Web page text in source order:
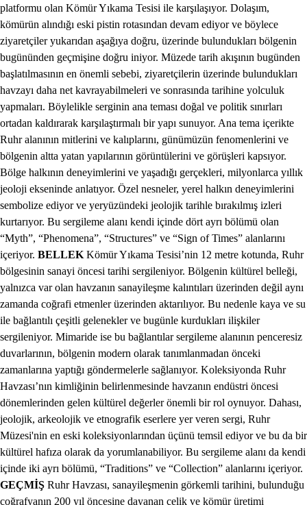
platformu olan Kömür Yıkama Tesisi ile karşılaşıyor. Dolaşım,
kömürün alındığı eski pistin rotasından devam ediyor ve böylece
ziyaretçiler yukarıdan aşağıya doğru, üzerinde bulundukları bölgenin
bugününden geçmişine doğru iniyor. Müzede tarih akışının bugünden
başlatılmasının en önemli sebebi, ziyaretçilerin üzerinde bulundukları
havzayı daha net kavrayabilmeleri ve sonrasında tarihine yolculuk
yapmaları. Böylelikle serginin ana teması doğal ve politik sınırları
ortadan kaldırarak karşılaştırmalı bir yapı sunuyor. Ana tema içerikte
Ruhr alanının mitlerini ve kalıplarını, günümüzün fenomenlerini ve
bölgenin altta yatan yapılarının görüntülerini ve görüşleri kapsıyor.
Bölge halkının deneyimlerini ve yaşadığı gerçekleri, milyonlarca yıllık
jeoloji ekseninde anlatıyor. Özel nesneler, yerel halkın deneyimlerini
sembolize ediyor ve yeryüzündeki jeolojik tarihle bırakılmış izleri
kurtarıyor. Bu sergileme alanı kendi içinde dört ayrı bölümü olan
“Myth”, “Phenomena”, “Structures” ve “Sign of Times” alanlarını
içeriyor. BELLEK Kömür Yıkama Tesisi’nin 12 metre kotunda, Ruhr
bölgesinin sanayi öncesi tarihi sergileniyor. Bölgenin kültürel belleği,
yalnızca var olan havzanın sanayileşme kalıntıları üzerinden değil aynı
zamanda coğrafi etmenler üzerinden aktarılıyor. Bu nedenle kaya ve su
ile bağlantılı çeşitli gelenekler ve bugünle kurdukları ilişkiler
sergileniyor. Mimaride ise bu bağlantılar sergileme alanının penceresiz
duvarlarının, bölgenin modern olarak tanımlanmadan önceki
zamanlarına yaptığı göndermelerle sağlanıyor. Koleksiyonda Ruhr
Havzası’nın kimliğinin belirlenmesinde havzanın endüstri öncesi
dönemlerinden gelen kültürel değerler önemli bir rol oynuyor. Dahası,
jeolojik, arkeolojik ve etnografik eserlere yer veren sergi, Ruhr
Müzesi'nin en eski koleksiyonlarından üçünü temsil ediyor ve bu da bir
kültürel hafıza olarak da yorumlanabiliyor. Bu sergileme alanı da kendi
içinde iki ayrı bölümü, “Traditions” ve “Collection” alanlarını içeriyor.
GEÇMİŞ Ruhr Havzası, sanayileşmenin görkemli tarihini, bulunduğu
coğrafyanın 200 yıl öncesine dayanan çelik ve kömür üretimi